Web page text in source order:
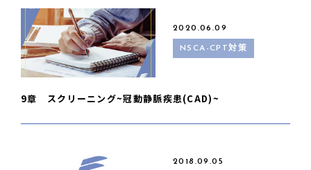
2020.06.09
NSCA-CPT対策
9章 スクリーニング~冠動静脈疾患(CAD)~
2018.09.05